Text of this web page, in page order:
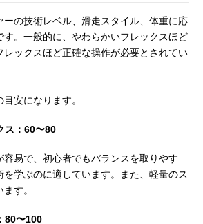
ーの技術レベル、滑走スタイル、体重に応
す。一般的に、やわらかいフレックスほど
レックスほど正確な操作が必要とされてい
安になります。
ス：60〜80
容易で、初心者でもバランスを取りやす
を学ぶのに適しています。また、軽量のス
す。
80〜100